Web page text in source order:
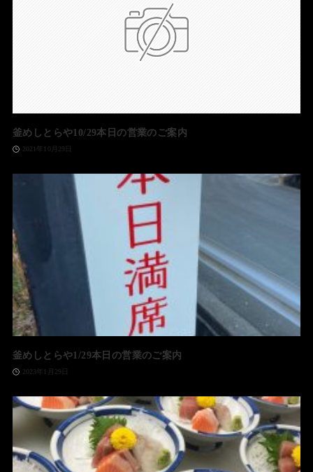
釜めしとらや10/29本日の営業のご案内
2021年10月29日
釜めしとらや1/29本日の営業のご案内
2023年1月29日